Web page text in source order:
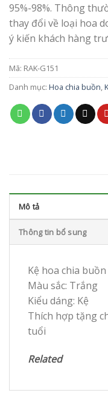
95%-98%. Thông
thay đổi về loại hoa
ý kiến khách hàng
Mã: RAK-G151
Danh mục: Hoa chia buồn,
Mô tả
Thông tin bổ sung
Kệ hoa chia buồn
Màu sắc: Trắng
Kiểu dáng: Kệ
Thích hợp tặng
tuổi
Related